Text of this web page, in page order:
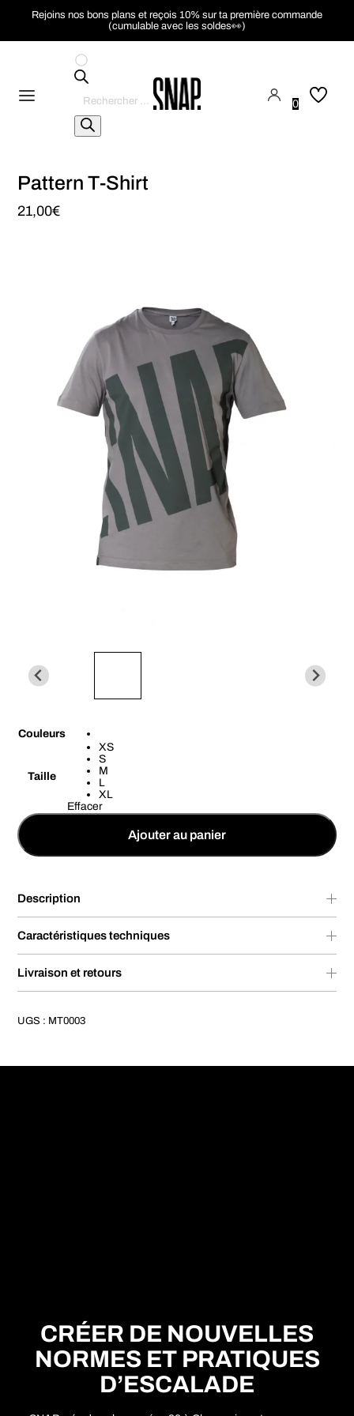
Rejoins nos bons plans et reçois 10% sur ta première commande
(cumulable avec les soldes👀)
de
produits
0
Pattern T-Shirt
21,00€
Couleurs
Taille
XS
S
M
L
XL
Effacer
Ajouter au panier
Description
Caractéristiques techniques
Livraison et retours
UGS : MT0003
CRÉER DE NOUVELLES
NORMES ET PRATIQUES
D’ESCALADE